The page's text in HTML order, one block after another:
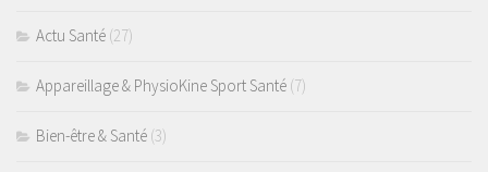
Actu Santé (27)
Appareillage & PhysioKine Sport Santé (7)
Bien-être & Santé (3)